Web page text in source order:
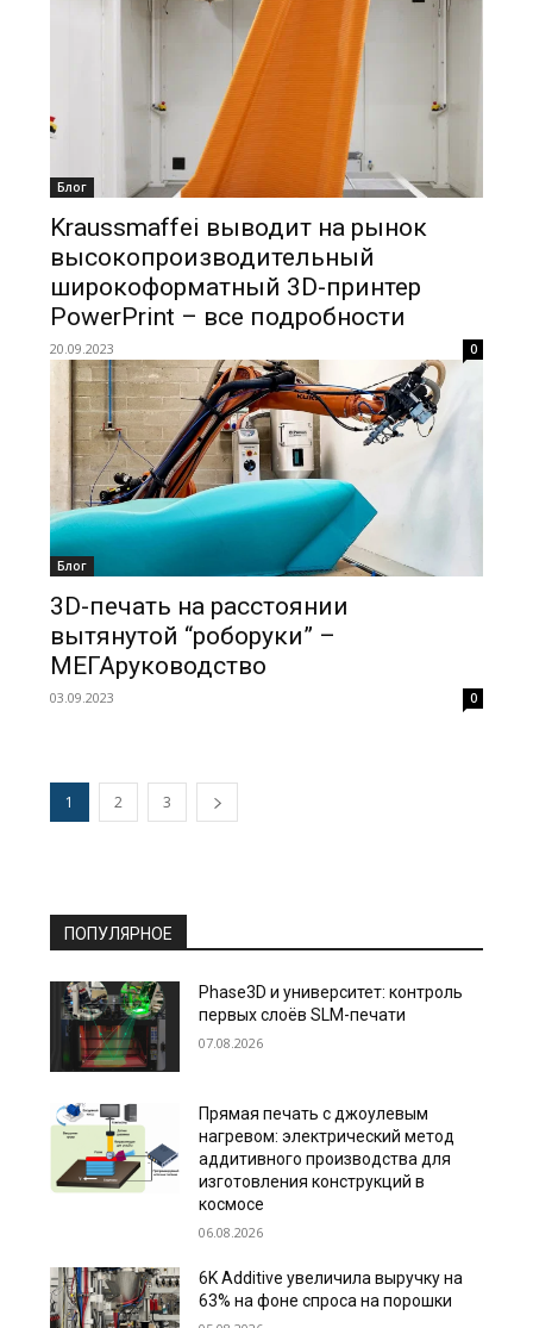
Блог
Kraussmaffei выводит на рынок
высокопроизводительный
широкоформатный 3D-принтер
PowerPrint – все подробности
20.09.2023 0
Блог
3D-печать на расстоянии
вытянутой “роборуки” –
МЕГАруководство
03.09.2023 0
1 2 3
ПОПУЛЯРНОЕ
Phase3D и университет: контроль
первых слоёв SLM-печати
07.08.2026
Прямая печать с джоулевым
нагревом: электрический метод
аддитивного производства для
изготовления конструкций в
космосе
06.08.2026
6K Additive увеличила выручку на
63% на фоне спроса на порошки